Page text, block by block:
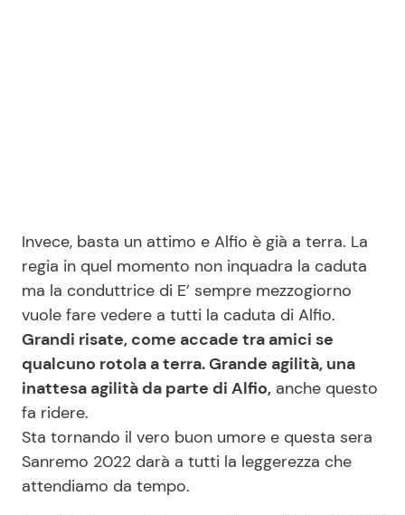
Invece, basta un attimo e Alfio è già a terra. La
regia in quel momento non inquadra la caduta
ma la conduttrice di E’ sempre mezzogiorno
vuole fare vedere a tutti la caduta di Alfio.
Grandi risate, come accade tra amici se
qualcuno rotola a terra. Grande agilità, una
inattesa agilità da parte di Alfio, anche questo
fa ridere.
Sta tornando il vero buon umore e questa sera
Sanremo 2022 darà a tutti la leggerezza che
attendiamo da tempo.